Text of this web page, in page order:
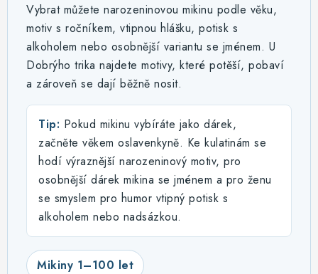
Zásady zpracování ochrany osobních údajů
Napište nám
Kontakty
Vybrat můžete narozeninovou mikinu podle věku,
motiv s ročníkem, vtipnou hlášku, potisk s
alkoholem nebo osobnější variantu se jménem. U
Dobrýho trika najdete motivy, které potěší, pobaví
a zároveň se dají běžně nosit.
Tip: Pokud mikinu vybíráte jako dárek,
začněte věkem oslavenkyně. Ke kulatinám se
hodí výraznější narozeninový motiv, pro
osobnější dárek mikina se jménem a pro ženu
se smyslem pro humor vtipný potisk s
alkoholem nebo nadsázkou.
Mikiny 1–100 let